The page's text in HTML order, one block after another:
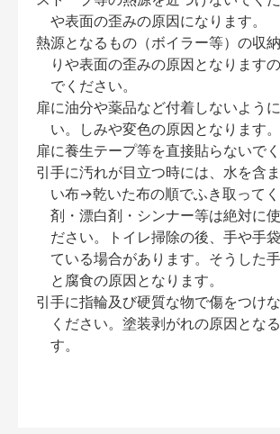
や表面の歪みの原因になります。
熱源となるもの（ボイラー等）の収
りや表面の歪みの原因となります
でください。
扉に油分や薬品など付着しないよう
い。しみや変色の原因となります。
扉に養生テープ等を直接貼らないでく
引手に汚れが目立つ時には、水を含
い布→乾いた布の順でふき取って
剤・漂白剤・シンナー等は絶対に
ださい。トイレ掃除の後、手や手
ている場合があります。そうした
と腐食の原因となります。
引手に指輪及び硬質な物で傷をつけ
ください。塗装剥がれの原因とな
す。